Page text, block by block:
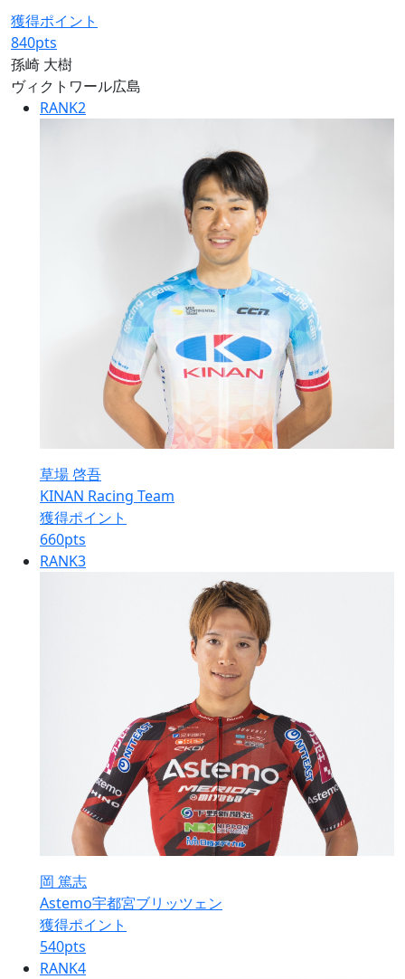
獲得ポイント
840pts
孫崎 大樹
ヴィクトワール広島
RANK2
草場 啓吾
KINAN Racing Team
獲得ポイント
660pts
RANK3
岡 篤志
Astemo宇都宮ブリッツェン
獲得ポイント
540pts
RANK4